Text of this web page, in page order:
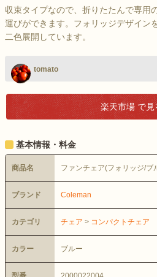
収束タイプなので、折りたたんで専用
運びができます。フォリッジデザイン
二色展開しています。
tomato
楽天市場 で
基本情報・料金
商品名 ファンチェア(フォリッジ/ブ
ブランド Coleman
カテゴリ チェア > コンパクトチェア
カラー ブルー